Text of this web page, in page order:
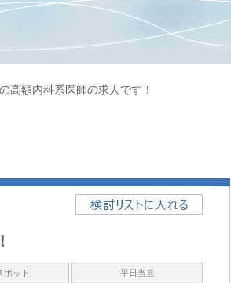
高額内科系医師の求人です！
ポット 平日当直